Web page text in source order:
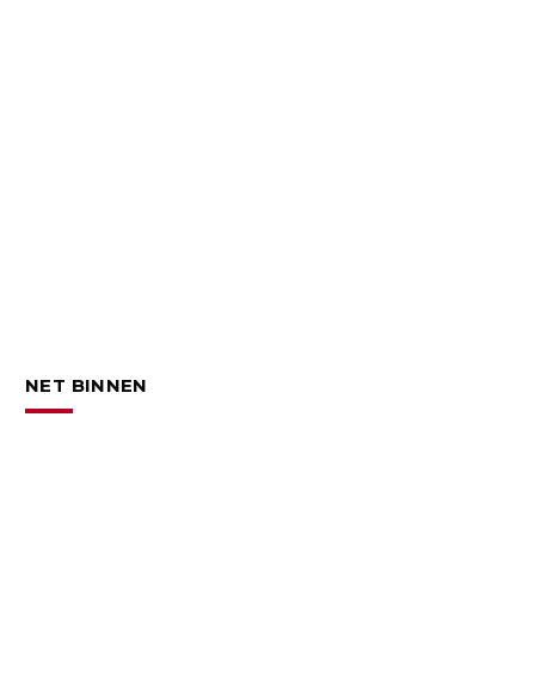
NET BINNEN